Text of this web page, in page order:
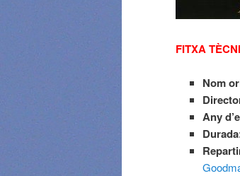
FITXA
Nom
Any